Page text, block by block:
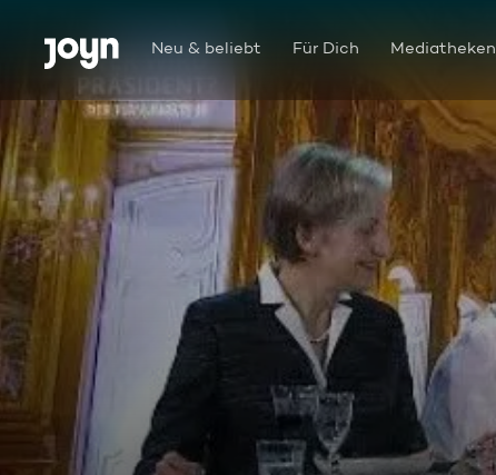
Zum Inhalt springen
Barrierefrei Neu & beliebt Für Dich Mediatheken